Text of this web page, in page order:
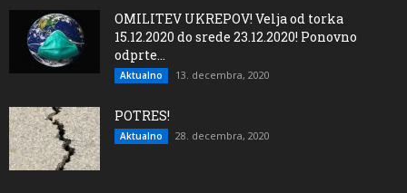
OMILITEV UKREPOV! Velja od torka
15.12.2020 do srede 23.12.2020! Ponovno
odprte...
Aktualno 13. decembra, 2020
POTRES!
Aktualno 28. decembra, 2020